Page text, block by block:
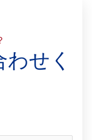
せく